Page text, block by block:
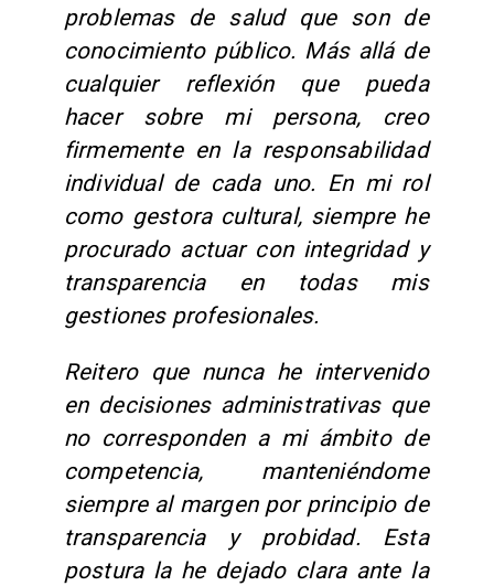
problemas de salud que son de
conocimiento público. Más allá de
cualquier reflexión que pueda
hacer sobre mi persona, creo
firmemente en la responsabilidad
individual de cada uno. En mi rol
como gestora cultural, siempre he
procurado actuar con integridad y
transparencia en todas mis
gestiones profesionales.
Reitero que nunca he intervenido
en decisiones administrativas que
no corresponden a mi ámbito de
competencia, manteniéndome
siempre al margen por principio de
transparencia y probidad. Esta
postura la he dejado clara ante la